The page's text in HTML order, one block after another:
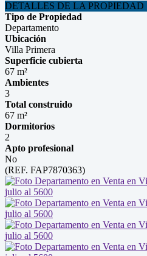
DETALLES DE LA PROPIEDAD
Tipo de Propiedad
Departamento
Ubicación
Villa Primera
Superficie cubierta
67 m²
Ambientes
3
Total construido
67 m²
Dormitorios
2
Apto profesional
No
(REF. FAP7870363)